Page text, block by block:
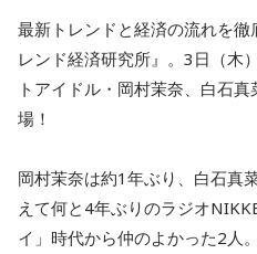
最新トレンドと経済の流れを
レンド経済研究所』。3日（木
トアイドル・岡村茉奈、白石
場！
岡村茉奈は約1年ぶり、白石真
えて何と4年ぶりのラジオ
イ」時代から仲のよかった2人